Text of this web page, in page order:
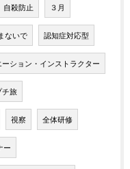
自殺防止 ３月
ないで 認知症対応型
ーション・インストラクター
チ旅
視察 全体研修
ー